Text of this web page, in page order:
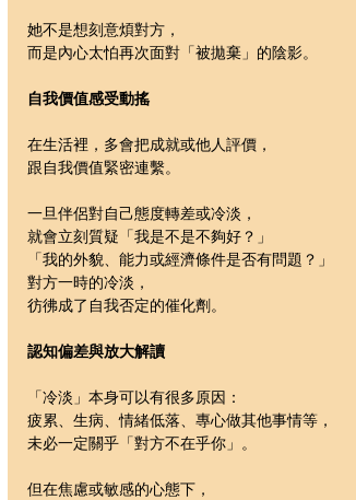
她不是想刻意煩對方，
而是內心太怕再次面對「被拋棄」的陰影。
自我價值感受動搖
在生活裡，多會把成就或他人評價，
跟自我價值緊密連繫。
一旦伴侶對自己態度轉差或冷淡，
就會立刻質疑「我是不是不夠好？」
「我的外貌、能力或經濟條件是否有問題？」
對方一時的冷淡，
彷彿成了自我否定的催化劑。
認知偏差與放大解讀
「冷淡」本身可以有很多原因：
疲累、生病、情緒低落、專心做其他事情等，
未必一定關乎「對方不在乎你」。
但在焦慮或敏感的心態下，